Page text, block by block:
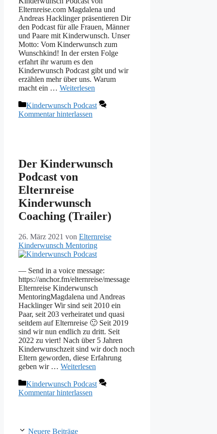
Elternreise.com Magdalena und
Andreas Hacklinger präsentieren Dir
den Podcast für alle Frauen, Männer
und Paare mit Kinderwunsch. Unser
Motto: Vom Kinderwunsch zum
Wunschkind! In der ersten Folge
erfahrt ihr warum es den
Kinderwunsch Podcast gibt und wir
erzählen mehr über uns. Warum
macht ein … Weiterlesen
Kategorien
Kinderwunsch Podcast
Kommentar hinterlassen
Der Kinderwunsch
Podcast von
Elternreise
Kinderwunsch
Coaching (Trailer)
26. März 2021 von Elternreise
Kinderwunsch Mentoring
— Send in a voice message:
https://anchor.fm/elternreise/message
Elternreise Kinderwunsch
MentoringMagdalena und Andreas
Hacklinger Wir sind seit 2010 ein
Paar, seit 203 verheiratet und quasi
seitdem auf Elternreise 🙂 Seit 2019
sind wir nun endlich zu dritt. Seit
2022 zu viert! Nach über 5 Jahren
Kinderwunschzeit sind wir doch noch
Eltern geworden, diese Erfahrung
geben wir … Weiterlesen
Kategorien
Kinderwunsch Podcast
Kommentar hinterlassen
Neuere Beiträge